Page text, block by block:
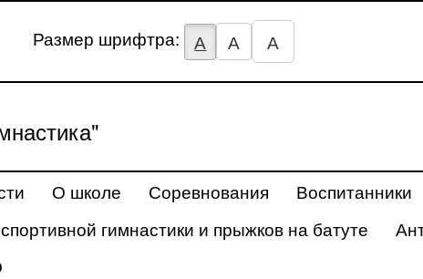
Размер шрифтра: А А А
О школе Соревнования Воспитанники
гимнастики и прыжков на батуте